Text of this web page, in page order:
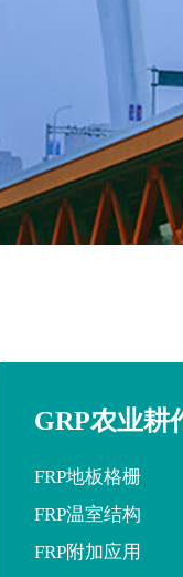
GRP农业耕
FRP地板格栅
FRP温室结构
FRP附加应用